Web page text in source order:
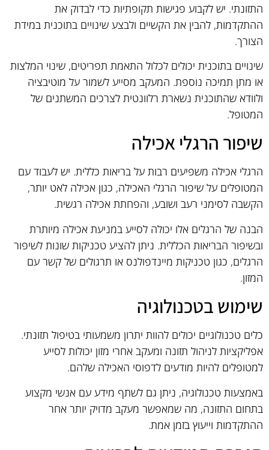
התזונתי. יש לקבוע פגישות תקופתיות כדי לבדוק את
ההתקדמות, להבין את הקשיים ולבצע שינויים בתוכנית במידת
הצורך.
שינויים בתוכנית יכולים לכלול התאמת תפריטים, שינוי המלצות
או מתן תמיכה נוספת. המעקב מסייע לשמור על מוטיבציה
ולוודא שהתוכנית נשארת רלוונטית לצרכים המשתנים של
המטופל.
שיפור הרגלי אכילה
הרגלי אכילה משפיעים רבות על בריאות כללית. יש לעבוד עם
המטופלים על שיפור הרגלי האכילה, כגון אכילה לאט יותר,
הקשבה לסימני רעב ושובע, והפחתת אכילה רגשית.
הבנה של הרגלים אלו יכולה לסייע במניעת אכילה מיותרת
ובשיפור הבריאות הכללית. ניתן להציע טכניקות שונות לשיפור
הרגלים, כגון טכניקות מיינדפולנס או תרגולים של קשר עם
המזון.
שימוש בטכנולוגיה
כלים טכנולוגיים יכולים להוות יתרון משמעותי בטיפול תזונתי.
אפליקציות לניהול תזונה ומעקב אחרי מזון יכולות לסייע
למטופלים להיות מודעים לדפוסי האכילה שלהם.
באמצעות טכנולוגיה, ניתן גם לשתף מידע עם אנשי מקצוע
בתחום התזונה, מה שמאפשר מעקב מדויק יותר אחר
ההתקדמות וייעוץ בזמן אמת.